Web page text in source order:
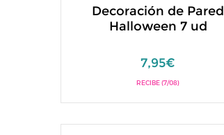
Decoración de Pared
Halloween 7 ud
7,95€
RECIBE (7/08)